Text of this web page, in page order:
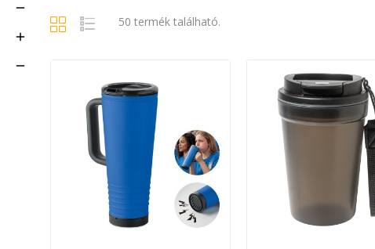



50 termék található.